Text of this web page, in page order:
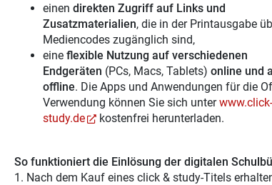
einen direkten Zugriff auf Links und
Zusatzmaterialien, die in der Printausgabe
Mediencodes zugänglich sind,
eine flexible Nutzung auf verschiedenen
Endgeräten (PCs, Macs, Tablets) online und
offline. Die Apps und Anwendungen für die
Verwendung können Sie sich unter
study.de
kostenfrei herunterladen.
So funktioniert die Einlösung der digitalen
1. Nach dem Kauf eines click & study-Titels